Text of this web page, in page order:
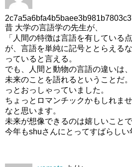
昔 大学の言語学の先生が、
「人間の特徴は言語を有している
が、言語を単純に記号ととらえる
っていると言える。
でも、人間と動物の言語の違いは
未来のことを語れるということだ。
っとおっしゃっていました。
ちょっとロマンチックかもしれま
なと思います。
未来が想像できるのは嬉しいこと
今年もshuさんにとってすばらしい